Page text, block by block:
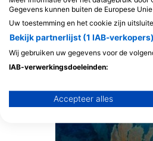
Gegevens kunnen buiten de Europese
Uw toestemming en het cookie zijn
Bekijk partnerlijst (1 IAB-verkopers)
Wij gebruiken uw gegevens voor de
IAB-verwerkingsdoeleinden:
Beperkte gegevens gebruiken
Profielen aanmaken ten
Accepteer alles